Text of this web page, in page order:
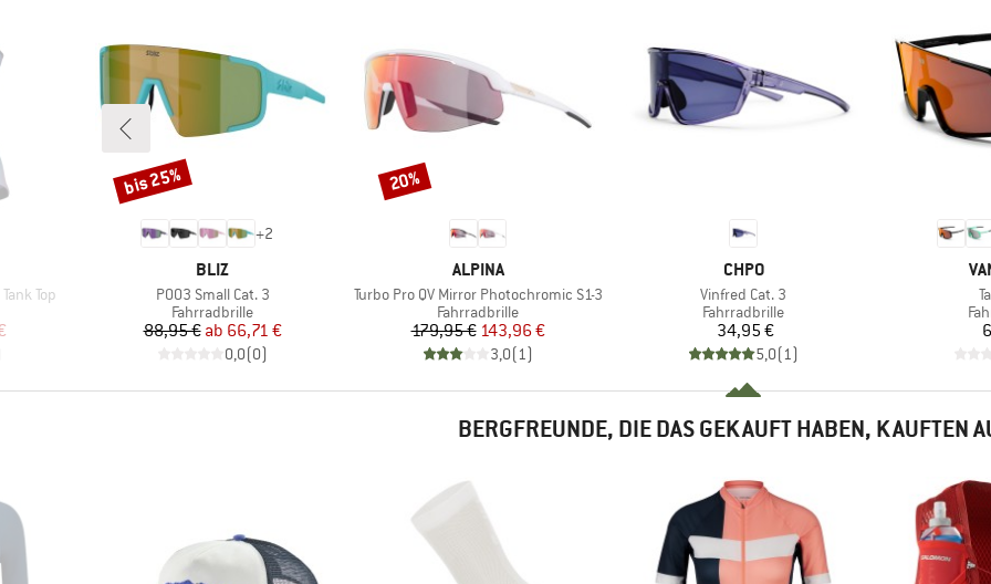
Top
Preis
+2
MARKE
BLIZ
Artikel
P003 Small Cat. 3
Produktgruppe
Fahrradbrille
Preis
88,95 € reduzierter Preis
ab 66,71 €
0,0(0)
Rabatt
bis 25%
MARKE
ALPINA
Artikel
Turbo Pro QV Mirror Photochromic S1-3
Produktgruppe
Fahrradbrille
Preis
179,95 €reduzierter Preis
143,96 €
3,0(1)
Rabatt
20%
MARKE
CHPO
Artikel
Vinfred Cat. 3
Produktgruppe
Fahrradbrille
Preis
34,95 €
5,0(1)
BERGFREUNDE, DIE DAS GEKAUFT HABEN, KAUFTEN